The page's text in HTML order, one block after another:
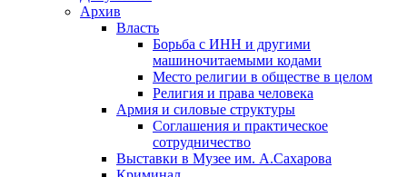
Архив
Власть
Борьба с ИНН и другими
машиночитаемыми кодами
Место религии в обществе в целом
Религия и права человека
Армия и силовые структуры
Соглашения и практическое
сотрудничество
Выставки в Музее им. А.Сахарова